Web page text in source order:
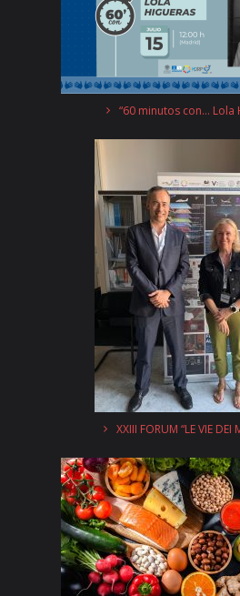
“60 minutos con… Lola
XXIII FORUM “LE VIE DEI